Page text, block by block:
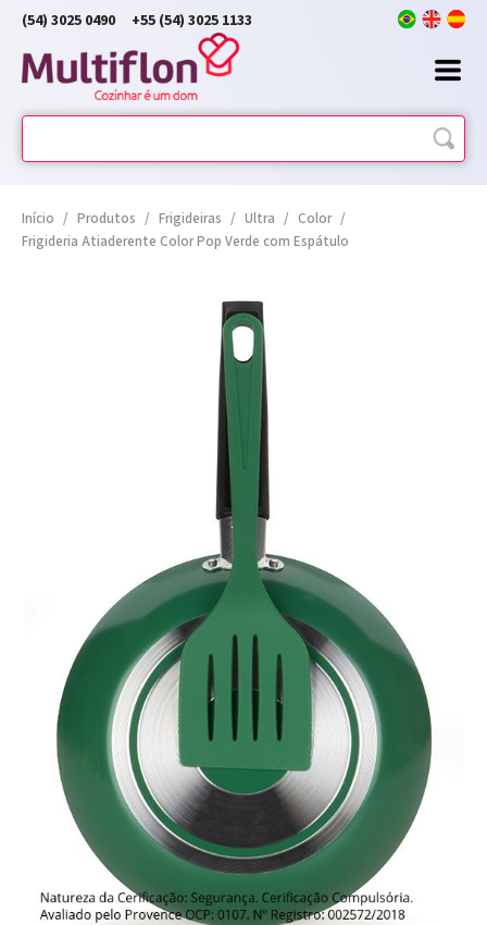
(54) 3025 0490 +55 (54) 3025 1133
Início / Produtos / Frigideiras / Ultra / Color /
Frigideria Atiaderente Color Pop Verde com Espátulo